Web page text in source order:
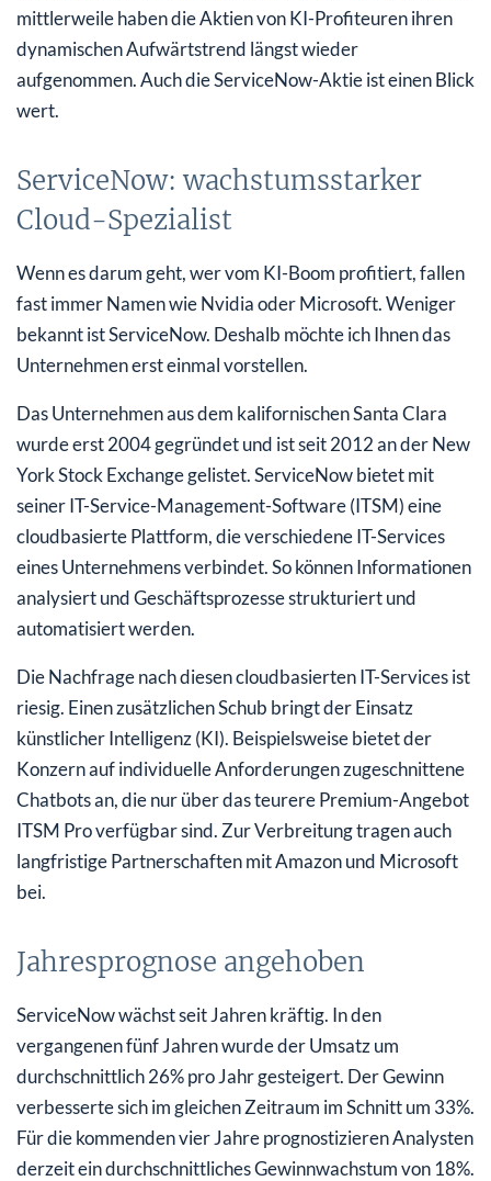
mittlerweile haben die Aktien von KI-Profiteuren ihren
dynamischen Aufwärtstrend längst wieder
aufgenommen. Auch die ServiceNow-Aktie ist einen Blick
wert.
ServiceNow: wachstumsstarker
Cloud-Spezialist
Wenn es darum geht, wer vom KI-Boom profitiert, fallen
fast immer Namen wie Nvidia oder Microsoft. Weniger
bekannt ist ServiceNow. Deshalb möchte ich Ihnen das
Unternehmen erst einmal vorstellen.
Das Unternehmen aus dem kalifornischen Santa Clara
wurde erst 2004 gegründet und ist seit 2012 an der New
York Stock Exchange gelistet. ServiceNow bietet mit
seiner IT-Service-Management-Software (ITSM) eine
cloudbasierte Plattform, die verschiedene IT-Services
eines Unternehmens verbindet. So können Informationen
analysiert und Geschäftsprozesse strukturiert und
automatisiert werden.
Die Nachfrage nach diesen cloudbasierten IT-Services ist
riesig. Einen zusätzlichen Schub bringt der Einsatz
künstlicher Intelligenz (KI). Beispielsweise bietet der
Konzern auf individuelle Anforderungen zugeschnittene
Chatbots an, die nur über das teurere Premium-Angebot
ITSM Pro verfügbar sind. Zur Verbreitung tragen auch
langfristige Partnerschaften mit Amazon und Microsoft
bei.
Jahresprognose angehoben
ServiceNow wächst seit Jahren kräftig. In den
vergangenen fünf Jahren wurde der Umsatz um
durchschnittlich 26% pro Jahr gesteigert. Der Gewinn
verbesserte sich im gleichen Zeitraum im Schnitt um 33%.
Für die kommenden vier Jahre prognostizieren Analysten
derzeit ein durchschnittliches Gewinnwachstum von 18%.